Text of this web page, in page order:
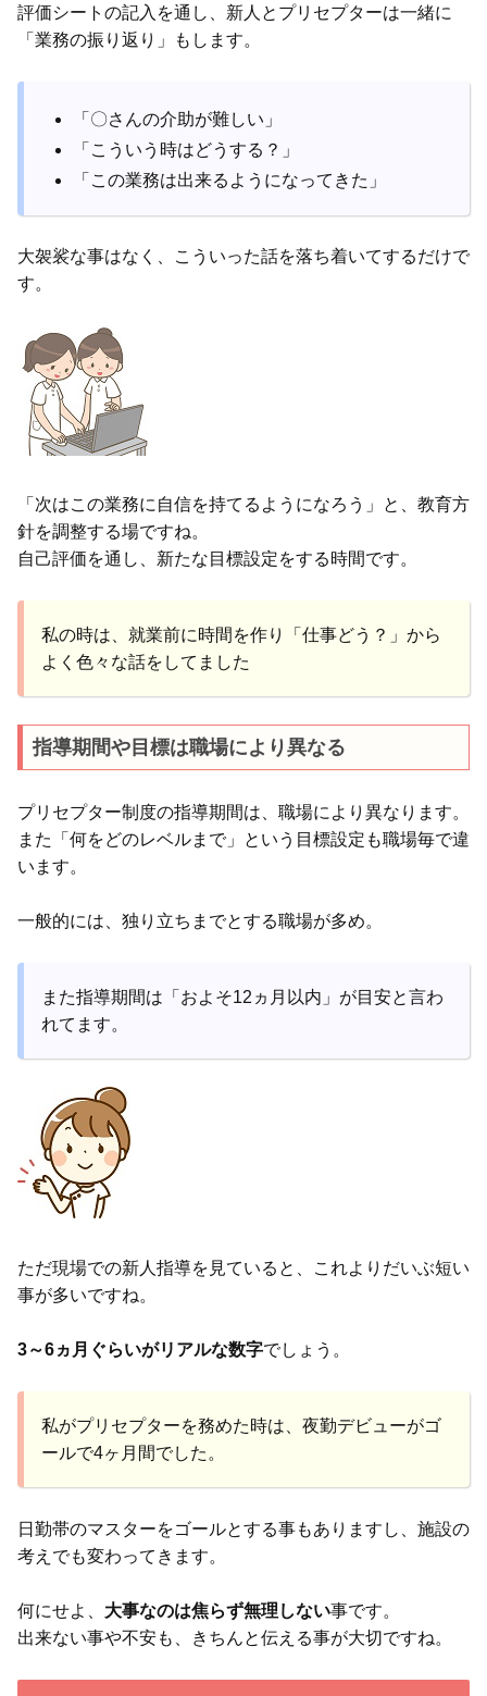
評価シートの記入を通し、新人とプリセプターは一緒に
「業務の振り返り」もします。
「〇さんの介助が難しい」
「こういう時はどうする？」
「この業務は出来るようになってきた」
大袈裟な事はなく、こういった話を落ち着いてするだけで
す。
「次はこの業務に自信を持てるようになろう」と、教育方
針を調整する場ですね。
自己評価を通し、新たな目標設定をする時間です。
私の時は、就業前に時間を作り「仕事どう？」から
よく色々な話をしてました
指導期間や目標は職場により異なる
プリセプター制度の指導期間は、職場により異なります。
また「何をどのレベルまで」という目標設定も職場毎で違
います。
一般的には、独り立ちまでとする職場が多め。
また指導期間は「およそ12ヵ月以内」が目安と言わ
れてます。
ただ現場での新人指導を見ていると、これよりだいぶ短い
事が多いですね。
3～6ヵ月ぐらいがリアルな数字でしょう。
私がプリセプターを務めた時は、夜勤デビューがゴ
ールで4ヶ月間でした。
日勤帯のマスターをゴールとする事もありますし、施設の
考えでも変わってきます。
何にせよ、 大事なのは焦らず無理しない事です。
出来ない事や不安も、きちんと伝える事が大切ですね。